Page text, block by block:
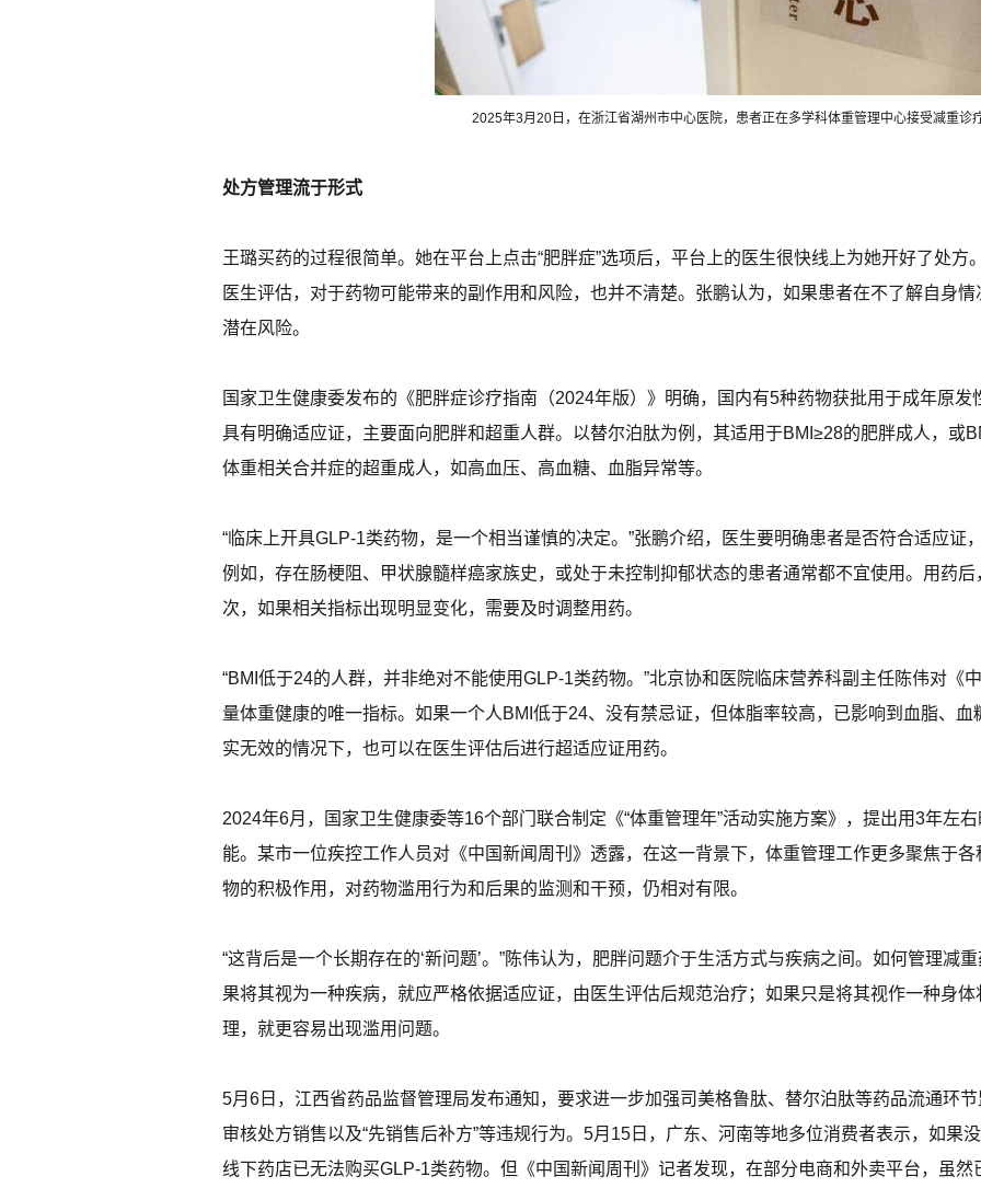
2025年3月20日，在浙江省湖州市中心医院，患者正在多学科体重管理中心接受减重诊
处方管理流于形式
王璐买药的过程很简单。她在平台上点击“肥胖症”选项后，平台上的医生很快线上为她开好了处
医生评估，对于药物可能带来的副作用和风险，也并不清楚。张鹏认为，如果患者在不了解自身
潜在风险。
国家卫生健康委发布的《肥胖症诊疗指南（2024年版）》明确，国内有5种药物获批用于成年原
具有明确适应证，主要面向肥胖和超重人群。以替尔泊肽为例，其适用于BMI≥28的肥胖成人，或
体重相关合并症的超重成人，如高血压、高血糖、血脂异常等。
“临床上开具GLP-1类药物，是一个相当谨慎的决定。”张鹏介绍，医生要明确患者是否符合适应证
例如，存在肠梗阻、甲状腺髓样癌家族史，或处于未控制抑郁状态的患者通常都不宜使用。用药
次，如果相关指标出现明显变化，需要及时调整用药。
“BMI低于24的人群，并非绝对不能使用GLP-1类药物。”北京协和医院临床营养科副主任陈伟对《
量体重健康的唯一指标。如果一个人BMI低于24、没有禁忌证，但体脂率较高，已影响到血脂、
实无效的情况下，也可以在医生评估后进行超适应证用药。
2024年6月，国家卫生健康委等16个部门联合制定《“体重管理年”活动实施方案》，提出用3年左
能。某市一位疾控工作人员对《中国新闻周刊》透露，在这一背景下，体重管理工作更多聚焦于
物的积极作用，对药物滥用行为和后果的监测和干预，仍相对有限。
“这背后是一个长期存在的‘新问题’。”陈伟认为，肥胖问题介于生活方式与疾病之间。如何管理减
果将其视为一种疾病，就应严格依据适应证，由医生评估后规范治疗；如果只是将其视作一种身
理，就更容易出现滥用问题。
5月6日，江西省药品监督管理局发布通知，要求进一步加强司美格鲁肽、替尔泊肽等药品流通环
审核处方销售以及“先销售后补方”等违规行为。5月15日，广东、河南等地多位消费者表示，如果
线下药店已无法购买GLP-1类药物。但《中国新闻周刊》记者发现，在部分电商和外卖平台，虽然